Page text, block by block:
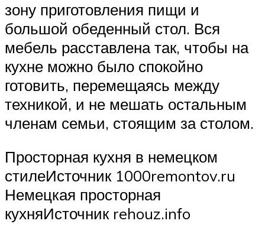
зону приготовления пищи и
большой обеденный стол. Вся
мебель расставлена так, чтобы на
кухне можно было спокойно
готовить, перемещаясь между
техникой, и не мешать остальным
членам семьи, стоящим за столом.
Просторная кухня в немецком
стилеИсточник 1000remontov.ru
Немецкая просторная
кухняИсточник rehouz.info